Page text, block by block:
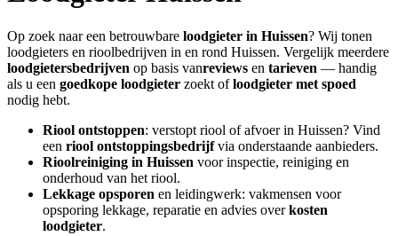
Op zoek naar een betrouwbare loodgieter in Huissen? Wij tonen
loodgieters en rioolbedrijven in en rond Huissen. Vergelijk meerdere
loodgietersbedrijven op basis vanreviews en tarieven — handig
als u een goedkope loodgieter zoekt ofloodgieter met spoed
nodig hebt.
Riool ontstoppen: verstopt riool of afvoer in Huissen? Vind
een riool ontstoppingsbedrijfvia onderstaande aanbieders.
Rioolreiniging in Huissen voor inspectie, reiniging en
onderhoud van het riool.
Lekkage opsporen en leidingwerk: vakmensen voor
opsporing lekkage, reparatie en advies overkosten
loodgieter.